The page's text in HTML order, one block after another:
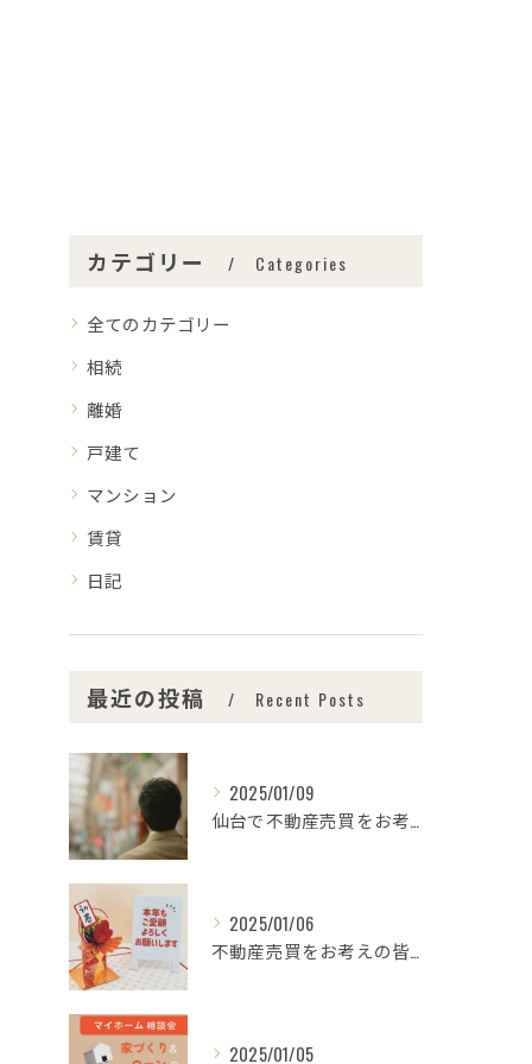
カテゴリー Categories
全てのカテゴリー
相続
離婚
戸建て
マンション
賃貸
日記
最近の投稿 Recent Posts
2025/01/09
仙台で不動産売買をお考えの皆さま、こんにちは！🌟センチュリー...
2025/01/06
不動産売買をお考えの皆様、こんにちは！センチュリー21みなみ...
2025/01/05